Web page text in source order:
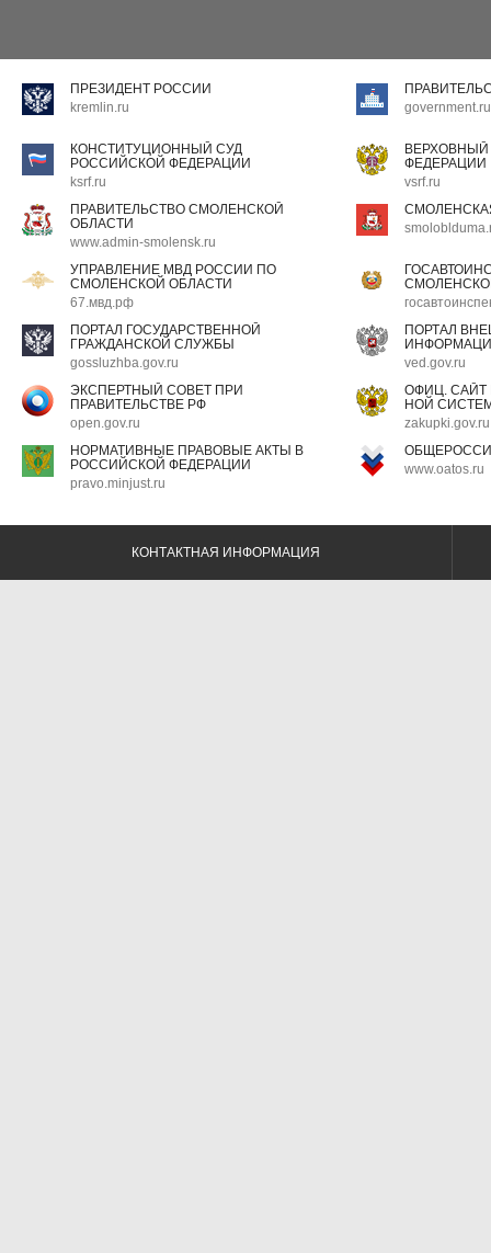
ПРЕЗИДЕНТ РОССИИ
kremlin.ru
government.ru
КОНСТИТУЦИОННЫЙ СУД
РОССИЙСКОЙ ФЕДЕРАЦИИ
ksrf.ru
ФЕДЕРАЦИИ
vsrf.ru
ПРАВИТЕЛЬСТВО СМОЛЕНСКОЙ
ОБЛАСТИ
www.admin-smolensk.ru
УПРАВЛЕНИЕ МВД РОССИИ ПО
СМОЛЕНСКОЙ ОБЛАСТИ
67.мвд.рф
ПОРТАЛ ГОСУДАРСТВЕННОЙ
ГРАЖДАНСКОЙ СЛУЖБЫ
gossluzhba.gov.ru
ПОРТАЛ
ved.gov.ru
ЭКСПЕРТНЫЙ СОВЕТ ПРИ
ПРАВИТЕЛЬСТВЕ РФ
open.gov.ru
ОФИЦ.
НОЙ
zakupki.gov.ru
НОРМАТИВНЫЕ ПРАВОВЫЕ АКТЫ В
РОССИЙСКОЙ ФЕДЕРАЦИИ
pravo.minjust.ru
www.oatos.ru
КОНТАКТНАЯ ИНФОРМАЦИЯ